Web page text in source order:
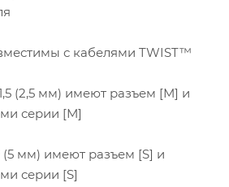
с кабелями TWIST™
(2,5 мм) имеют разъем [М] и
серии [М]
(5 мм) имеют разъем [S] и
серии [S]